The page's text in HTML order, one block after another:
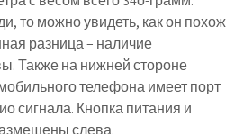
то можно увидеть, как он похож
разница – наличие
Также на нижней стороне
телефона имеет порт
сигнала. Кнопка питания и
слева.